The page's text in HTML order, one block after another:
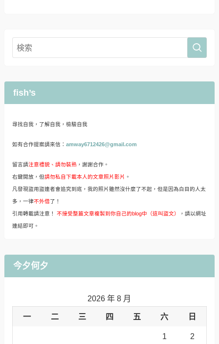
fish’s
尋找自我，了解自我，檢驗自我
如有合作提案請來信： amway6712426@gmail.com
留言請注意禮貌、請勿裝熟，謝謝合作。
右鍵開放，但請勿私自下載本人的文章照片影片 。
凡發現盜用盜連者會追究到底，我的照片雖然沒什麼了不起，但是因為白目的人太
多，一律不外借了！
引用轉載請注意！ 不接受整篇文章複製到你自己的blog中（這叫盜文） ，請以網址
連結即可。
今夕何夕
2026 年 8 月
一 二 三 四 五 六 日
1 2